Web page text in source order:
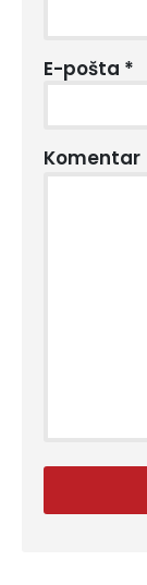
E-pošta *
Komentar